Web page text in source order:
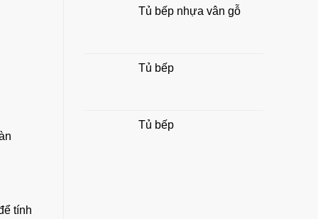
tính
Tủ bếp nhựa vân gỗ
Tủ bếp
Tủ bếp